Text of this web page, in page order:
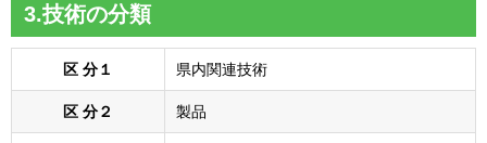
3.技術の分類
区 分１ 県内関連技術
区 分２ 製品